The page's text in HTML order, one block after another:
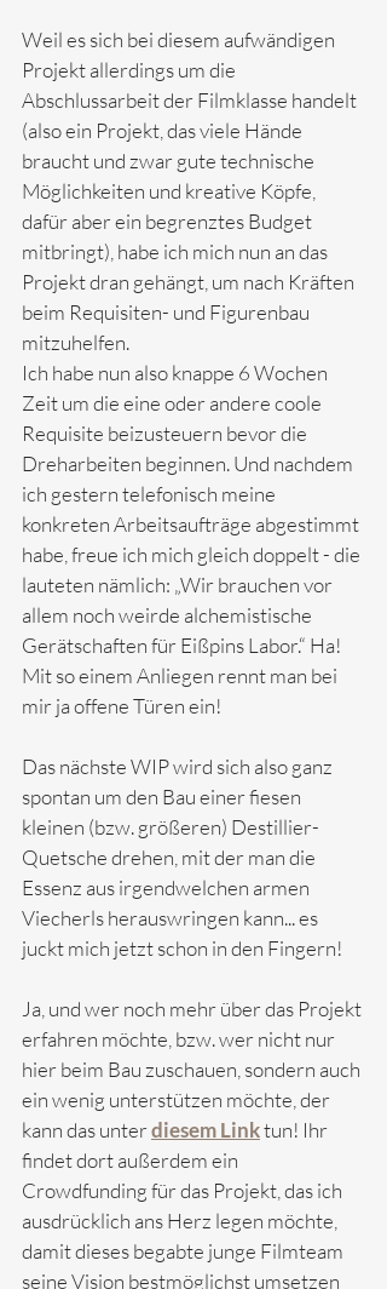
Weil es sich bei diesem aufwändigen
Projekt allerdings um die
Abschlussarbeit der Filmklasse handelt
(also ein Projekt, das viele Hände
braucht und zwar gute technische
Möglichkeiten und kreative Köpfe,
dafür aber ein begrenztes Budget
mitbringt), habe ich mich nun an das
Projekt dran gehängt, um nach Kräften
beim Requisiten- und Figurenbau
mitzuhelfen.
Ich habe nun also knappe 6 Wochen
Zeit um die eine oder andere coole
Requisite beizusteuern bevor die
Dreharbeiten beginnen. Und nachdem
ich gestern telefonisch meine
konkreten Arbeitsaufträge abgestimmt
habe, freue ich mich gleich doppelt - die
lauteten nämlich: „Wir brauchen vor
allem noch weirde alchemistische
Gerätschaften für Eißpins Labor.“ Ha!
Mit so einem Anliegen rennt man bei
mir ja offene Türen ein!
Das nächste WIP wird sich also ganz
spontan um den Bau einer fiesen
kleinen (bzw. größeren) Destillier-
Quetsche drehen, mit der man die
Essenz aus irgendwelchen armen
Viecherls herauswringen kann... es
juckt mich jetzt schon in den Fingern!
Ja, und wer noch mehr über das Projekt
erfahren möchte, bzw. wer nicht nur
hier beim Bau zuschauen, sondern auch
ein wenig unterstützen möchte, der
kann das unterdiesem Linktun! Ihr
findet dort außerdem ein
Crowdfunding für das Projekt, das ich
ausdrücklich ans Herz legen möchte,
damit dieses begabte junge Filmteam
seine Vision bestmöglichst umsetzen